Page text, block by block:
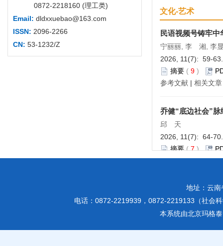
0872-2218160 (理工类)
Email: dldxxuebao@163.com
ISSN: 2096-2266
CN: 53-1232/Z
文化-艺术
民语视频号铸牢
宁丽丽, 李 湘, 李
2026, 11(7): 59-
摘要 ( 9 )
参考文献 | 相关文章
乔健“底边社会”
邱 天
2026, 11(7): 64-
摘要(7)
参考文献|相关文章
教育学-心理学
生成式人工智能视
地址：云
电话：0872-2219939，0872-2219133（社会
本系统由北京玛格